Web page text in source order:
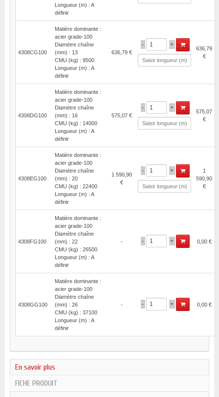
Longueur (m) : A
définir
4308CG100
Matière dominante :
acier grade-100
Diamètre chaîne
(mm) : 13
CMU (kg) : 9500
Longueur (m) : A
définir
636,79 €
- +
636,79
€
4308DG100
Matière dominante :
acier grade-100
Diamètre chaîne
(mm) : 16
CMU (kg) : 14000
Longueur (m) : A
définir
575,07 €
- +
575,07
€
4308EG100
Matière dominante :
acier grade-100
Diamètre chaîne
(mm) : 20
CMU (kg) : 22400
Longueur (m) : A
définir
1 590,90
€
- +
1
590,90
€
4308FG100
Matière dominante :
acier grade-100
Diamètre chaîne
(mm) : 22
CMU (kg) : 26500
Longueur (m) : A
définir
- - + 0,00 €
4308GG100
Matière dominante :
acier grade-100
Diamètre chaîne
(mm) : 26
CMU (kg) : 37100
Longueur (m) : A
définir
- - + 0,00 €
En savoir plus
FICHE PRODUIT